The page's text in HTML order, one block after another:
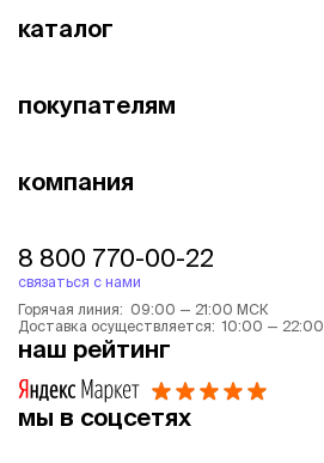
каталог
покупателям
компания
8 800 770-00-22
связаться с нами
Горячая линия: 09:00 — 21:00 МСК
Доставка осуществляется: 10:00 — 22:00
наш рейтинг
мы в соцсетях